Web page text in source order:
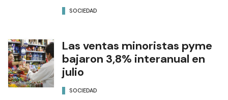
SOCIEDAD
Las ventas minoristas pyme
bajaron 3,8% interanual en
julio
SOCIEDAD